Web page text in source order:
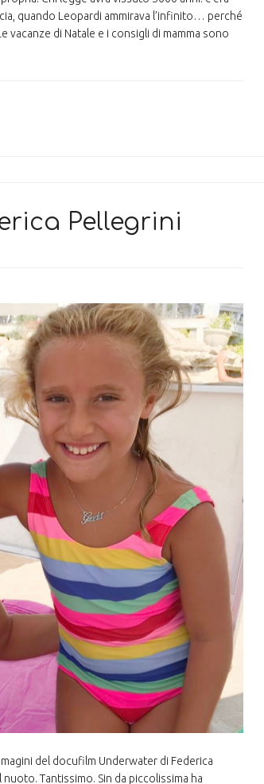
quando Leopardi ammirava l’infinito… perché
vacanze di Natale e i consigli di mamma sono
Pellegrini
del docufilm Underwater di Federica
Tantissimo. Sin da piccolissima ha